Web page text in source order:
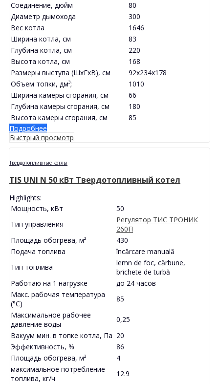
Соединение, дюйм
80
Диаметр дымохода
300
Вес котла
1646
Ширина котла, см
83
Глубина котла, см
220
Высота котла, см
168
Размеры выступа (ШхГхВ), см
92x234x178
Объем топки, дм³;
1010
Ширина камеры сгорания, см
66
Глубина камеры сгорания, см
180
Высота камеры сгорания, см
85
Подробнее
Быстрый просмотр
Твердотопливные котлы
TIS UNI N 50 кВт Твердотопливный котел
Highlights:
Мощность, кВт
50
Тип управления
Регулятор ТИС ТРОНИК
260П
Площадь обогрева, м²
430
Подача топлива
încărcare manuală
Тип топлива
lemn de foc, cărbune,
brichete de turbă
Работаю на 1 нагрузке
до 24 часов
Макс. рабочая температура
(°С)
85
Максимальное рабочее
давление воды
0,25
Вакуум мин. в топке котла, Па 20
Эффективность, %
86
Площадь обогрева, м²
4
максимальное потребление
топлива, кг/ч
12.9